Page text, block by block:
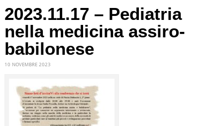
2023.11.17 – Pediatria
nella medicina assiro-
babilonese
10 NOVEMBRE 2023